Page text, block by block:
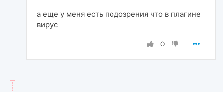
а еще у меня есть подозрения что в плагине
вирус
0